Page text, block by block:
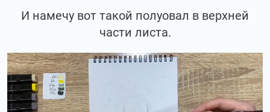
И намечу вот такой полуовал в верхней
части листа.